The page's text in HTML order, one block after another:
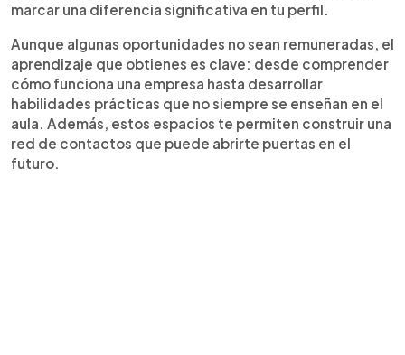
marcar una diferencia significativa en tu perfil.
Aunque algunas oportunidades no sean remuneradas, el
aprendizaje que obtienes es clave: desde comprender
cómo funciona una empresa hasta desarrollar
habilidades prácticas que no siempre se enseñan en el
aula. Además, estos espacios te permiten construir una
red de contactos que puede abrirte puertas en el
futuro.